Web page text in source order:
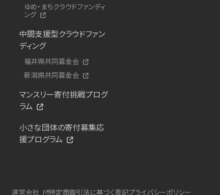
ゆめ・まちクラウドファンディ
ング
中間支援型クラウドファン
ディング
福井県共同募金会
新潟県共同募金会
マンスリー寄付挑戦プログ
ラム
小さな団体の寄付募集応
援プログラム
運営会社 特定商取引法に基づく表記プライバシーポリシー